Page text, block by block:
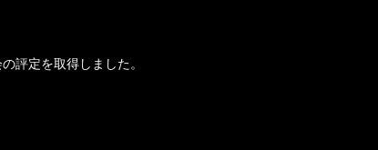
評定を取得しました。